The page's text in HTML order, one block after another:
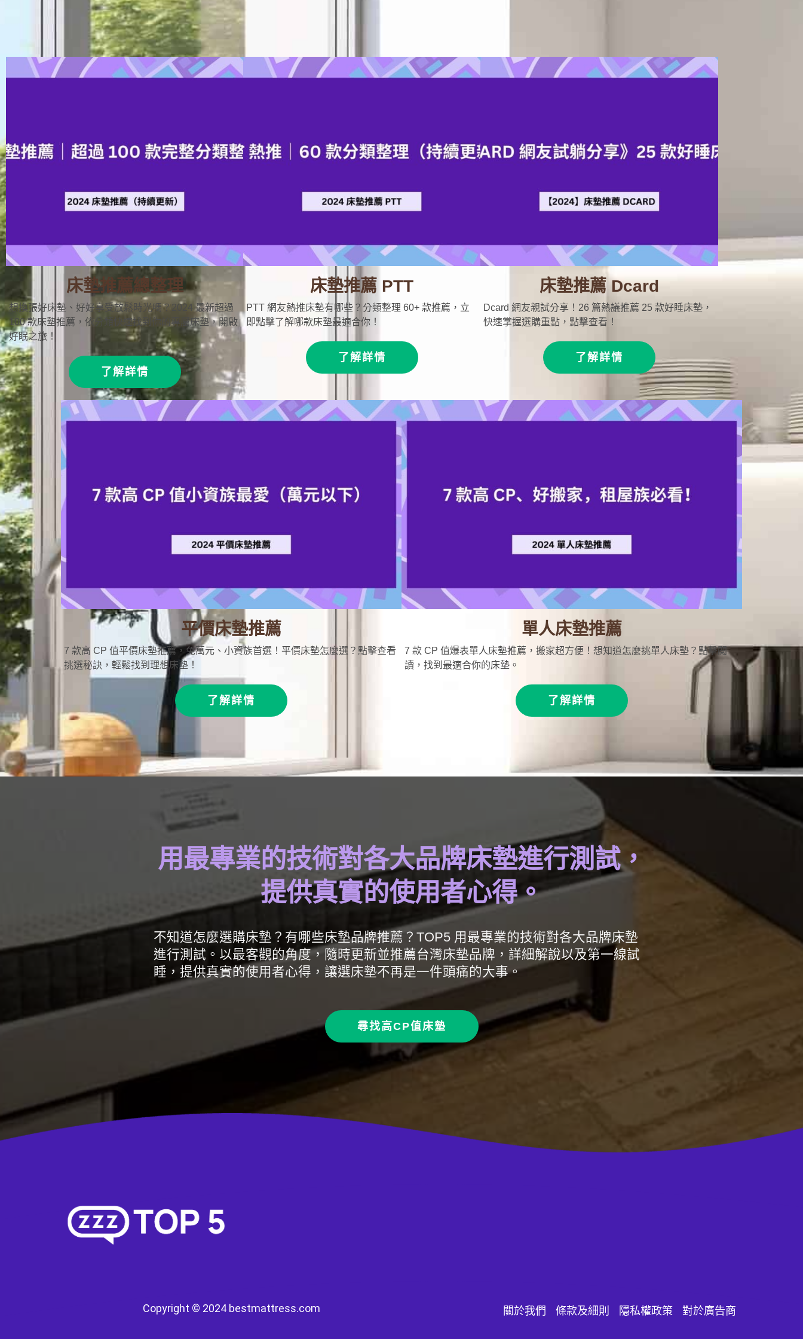
床墊推薦總整理
想換張好床墊、好好享受放鬆時光嗎？2024 最新超過
100 款床墊推薦，依分類快速找到你的專屬床墊，開啟
好眠之旅！
了解詳情
床墊推薦 PTT
PTT 網友熱推床墊有哪些？分類整理 60+ 款推薦，立
即點擊了解哪款床墊最適合你！
了解詳情
床墊推薦 Dcard
Dcard 網友親試分享！26 篇熱議推薦 25 款好睡床墊，
快速掌握選購重點，點擊查看！
了解詳情
平價床墊推薦
7 款高 CP 值平價床墊推薦，免萬元、小資族首選！平價床墊怎麼選？點擊查看
挑選秘訣，輕鬆找到理想床墊！
了解詳情
單人床墊推薦
7 款 CP 值爆表單人床墊推薦，搬家超方便！想知道怎麼挑單人床墊？點擊閱
讀，找到最適合你的床墊。
了解詳情
用最專業的技術對各大品牌床墊進行測試，
提供真實的使用者心得。
不知道怎麼選購床墊？有哪些床墊品牌推薦？TOP5 用最專業的技術對各大品牌床墊
進行測試。以最客觀的角度，隨時更新並推薦台灣床墊品牌，詳細解說以及第一線試
睡，提供真實的使用者心得，讓選床墊不再是一件頭痛的大事。
尋找高CP值床墊
Copyright © 2024 bestmattress.com 關於我們 條款及細則 隱私權政策 對於廣告商